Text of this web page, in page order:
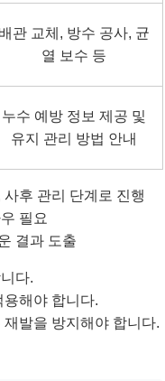
배관 교체, 방수 공사, 균
열 보수 등
누수 예방 정보 제공 및
유지 관리 방법 안내
후 관리 단계로 진행
필요
결과 도출
다.
해야 합니다.
발을 방지해야 합니다.